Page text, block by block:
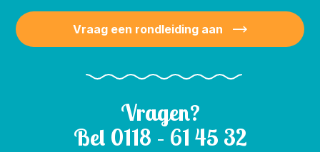
Vraag een rondleiding aan
Vragen?
Bel 0118 – 61 45 32